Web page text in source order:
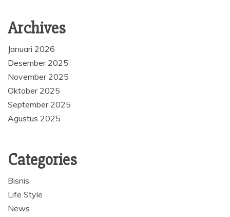
Archives
Januari 2026
Desember 2025
November 2025
Oktober 2025
September 2025
Agustus 2025
Categories
Bisnis
Life Style
News